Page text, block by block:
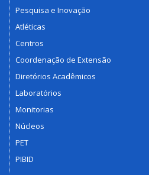
Pesquisa e Inovação
Atléticas
Centros
Coordenação de Extensão
Diretórios Acadêmicos
Laboratórios
Monitorias
Núcleos
PET
PIBID